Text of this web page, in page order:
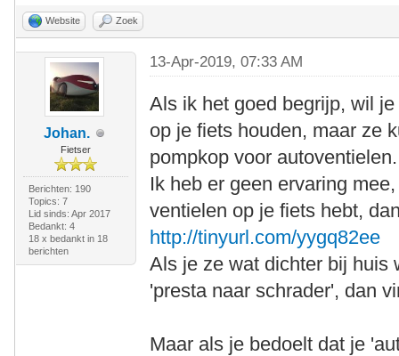
Website Zoek
Johan.
Fietser
Berichten: 190
Topics: 7
Lid sinds: Apr 2017
Bedankt: 4
18 x bedankt in 18
berichten
13-Apr-2019, 07:33 AM
Als ik het goed begrijp, wil
op je fiets houden, maar ze
pompkop voor autoventielen.
Ik heb er geen ervaring
ventielen op je fiets hebt,
http://tinyurl.com/yygq82ee
Als je ze wat dichter bij huis
'presta naar schrader', dan
Maar als je bedoelt dat je